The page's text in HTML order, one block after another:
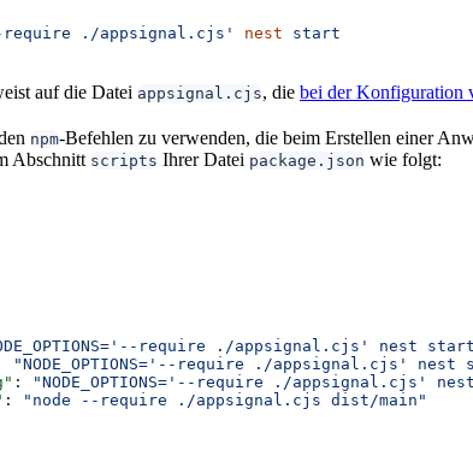
./appsignal.cjs' nest start
auf die Datei appsignal.cjs, die bei der Konfiguration
npm-Befehlen zu verwenden, die beim Erstellen einer
Abschnitt scripts Ihrer Datei package.json wie folgt:
require ./appsignal.cjs' nest
"NODE_OPTIONS='--require ./appsignal.cjs'
: "NODE_OPTIONS='--require ./appsignal.cjs'
:
"node --require ./appsignal.cjs dist/main"